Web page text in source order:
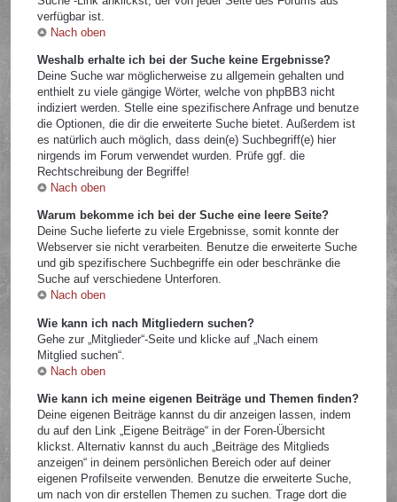
verfügbar ist.
Nach oben
Weshalb erhalte ich bei der Suche keine Ergebnisse?
Deine Suche war möglicherweise zu allgemein gehalten und
enthielt zu viele gängige Wörter, welche von phpBB3 nicht
indiziert werden. Stelle eine spezifischere Anfrage und benutze
die Optionen, die dir die erweiterte Suche bietet. Außerdem ist
es natürlich auch möglich, dass dein(e) Suchbegriff(e) hier
nirgends im Forum verwendet wurden. Prüfe ggf. die
Rechtschreibung der Begriffe!
Nach oben
Warum bekomme ich bei der Suche eine leere Seite?
Deine Suche lieferte zu viele Ergebnisse, somit konnte der
Webserver sie nicht verarbeiten. Benutze die erweiterte Suche
und gib spezifischere Suchbegriffe ein oder beschränke die
Suche auf verschiedene Unterforen.
Nach oben
Wie kann ich nach Mitgliedern suchen?
Gehe zur „Mitglieder“-Seite und klicke auf „Nach einem
Mitglied suchen“.
Nach oben
Wie kann ich meine eigenen Beiträge und Themen finden?
Deine eigenen Beiträge kannst du dir anzeigen lassen, indem
du auf den Link „Eigene Beiträge“ in der Foren-Übersicht
klickst. Alternativ kannst du auch „Beiträge des Mitglieds
anzeigen“ in deinem persönlichen Bereich oder auf deiner
eigenen Profilseite verwenden. Benutze die erweiterte Suche,
um nach von dir erstellen Themen zu suchen. Trage dort die